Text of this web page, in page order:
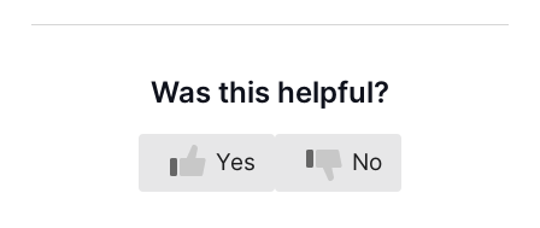
Was this helpful?
Yes No